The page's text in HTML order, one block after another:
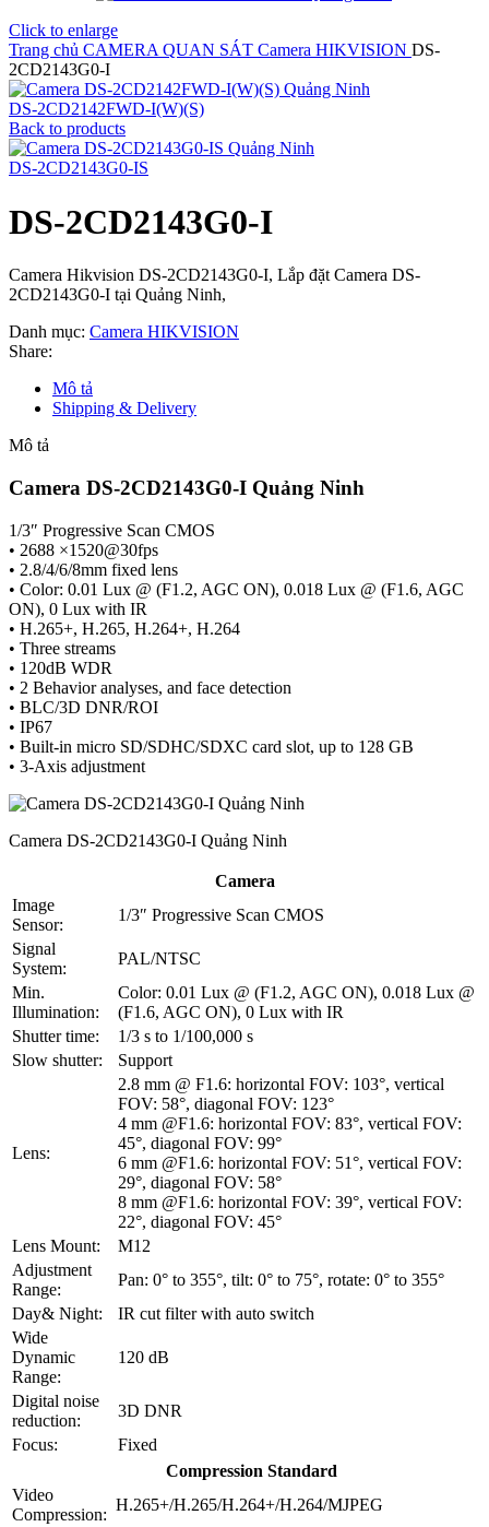
Click to enlarge
Trang chủ CAMERA QUAN SÁT Camera HIKVISION DS-
2CD2143G0-I
DS-2CD2142FWD-I(W)(S)
Back to products
DS-2CD2143G0-IS
DS-2CD2143G0-I
Camera Hikvision DS-2CD2143G0-I, Lắp đặt Camera DS-
2CD2143G0-I tại Quảng Ninh,
Danh mục: Camera HIKVISION
Share:
Mô tả
Shipping & Delivery
Mô tả
Camera DS-2CD2143G0-I Quảng Ninh
1/3″ Progressive Scan CMOS
• 2688 ×1520@30fps
• 2.8/4/6/8mm fixed lens
• Color: 0.01 Lux @ (F1.2, AGC ON), 0.018 Lux @ (F1.6, AGC
ON), 0 Lux with IR
• H.265+, H.265, H.264+, H.264
• Three streams
• 120dB WDR
• 2 Behavior analyses, and face detection
• BLC/3D DNR/ROI
• IP67
• Built-in micro SD/SDHC/SDXC card slot, up to 128 GB
• 3-Axis adjustment
Camera DS-2CD2143G0-I Quảng Ninh
Camera
Image
Sensor:
1/3″ Progressive Scan CMOS
Signal
System:
PAL/NTSC
Min.
Illumination:
Color: 0.01 Lux @ (F1.2, AGC ON), 0.018 Lux @
(F1.6, AGC ON), 0 Lux with IR
Shutter time:
1/3 s to 1/100,000 s
Slow shutter:
Support
Lens:
2.8 mm @ F1.6: horizontal FOV: 103°, vertical
FOV: 58°, diagonal FOV: 123°
4 mm @F1.6: horizontal FOV: 83°, vertical FOV:
45°, diagonal FOV: 99°
6 mm @F1.6: horizontal FOV: 51°, vertical FOV:
29°, diagonal FOV: 58°
8 mm @F1.6: horizontal FOV: 39°, vertical FOV:
22°, diagonal FOV: 45°
Lens Mount:
M12
Adjustment
Range:
Pan: 0° to 355°, tilt: 0° to 75°, rotate: 0° to 355°
Day& Night:
IR cut filter with auto switch
Wide
Dynamic
Range:
120 dB
Digital noise
reduction:
3D DNR
Focus:
Fixed
Compression Standard
Video
Compression:
H.265+/H.265/H.264+/H.264/MJPEG